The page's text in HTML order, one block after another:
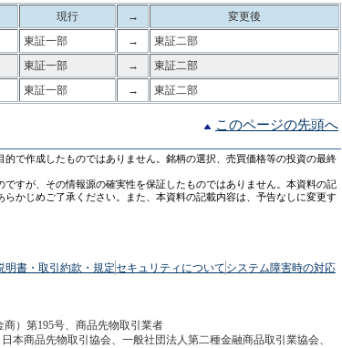
現行 →
変更後
東証一部 →
東証二部
東証一部 →
東証二部
東証一部 → 東証二部
このページの先頭へ
で作成したものではありません。銘柄の選択、売買価格等の投資の最終
すが、その情報源の確実性を保証したものではありません。本資料の記
かじめご了承ください。また、本資料の記載内容は、予告なしに変更す
明書・取引約款・規定セキュリティについて システム障害時の対応
）第195号、商品先物取引業者
本商品先物取引協会、一般社団法人第二種金融商品取引業協会、